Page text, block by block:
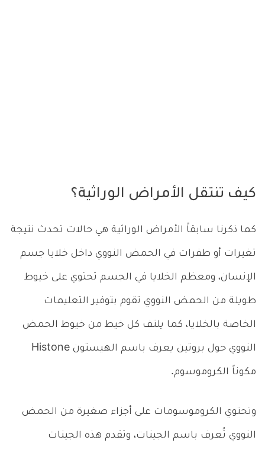
كيف تنتقل الأمراض الوراثية؟
كما ذكرنا سابقاً الأمراض الوراثية هي حالات تحدث نتيجة
تغيرات أو طفرات في الحمض النووي داخل خلايا جسم
الإنسان، ومعظم الخلايا في الجسم تحتوي على خيوط
طويلة من الحمض النووي تقوم بتوفير التعليمات
الخاصة بالخلايا، كما يلتف كل خيط من خيوط الحمض
النووي حول بروتين يعرف باسم الهيستون Histone
مكوناً الكروموسوم.
وتحتوي الكروموسومات على أجزاء صغيرة من الحمض
النووي تُعرف باسم الجينات، وتقدم هذه الجينات